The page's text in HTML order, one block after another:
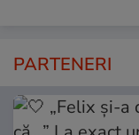
PARTENERI